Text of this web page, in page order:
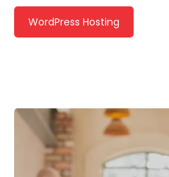
WordPress Hosting